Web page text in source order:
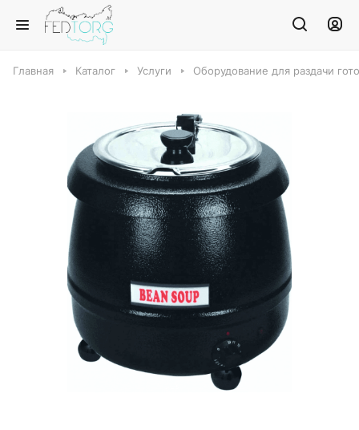
Главная Каталог Услуги Оборудование для раздачи